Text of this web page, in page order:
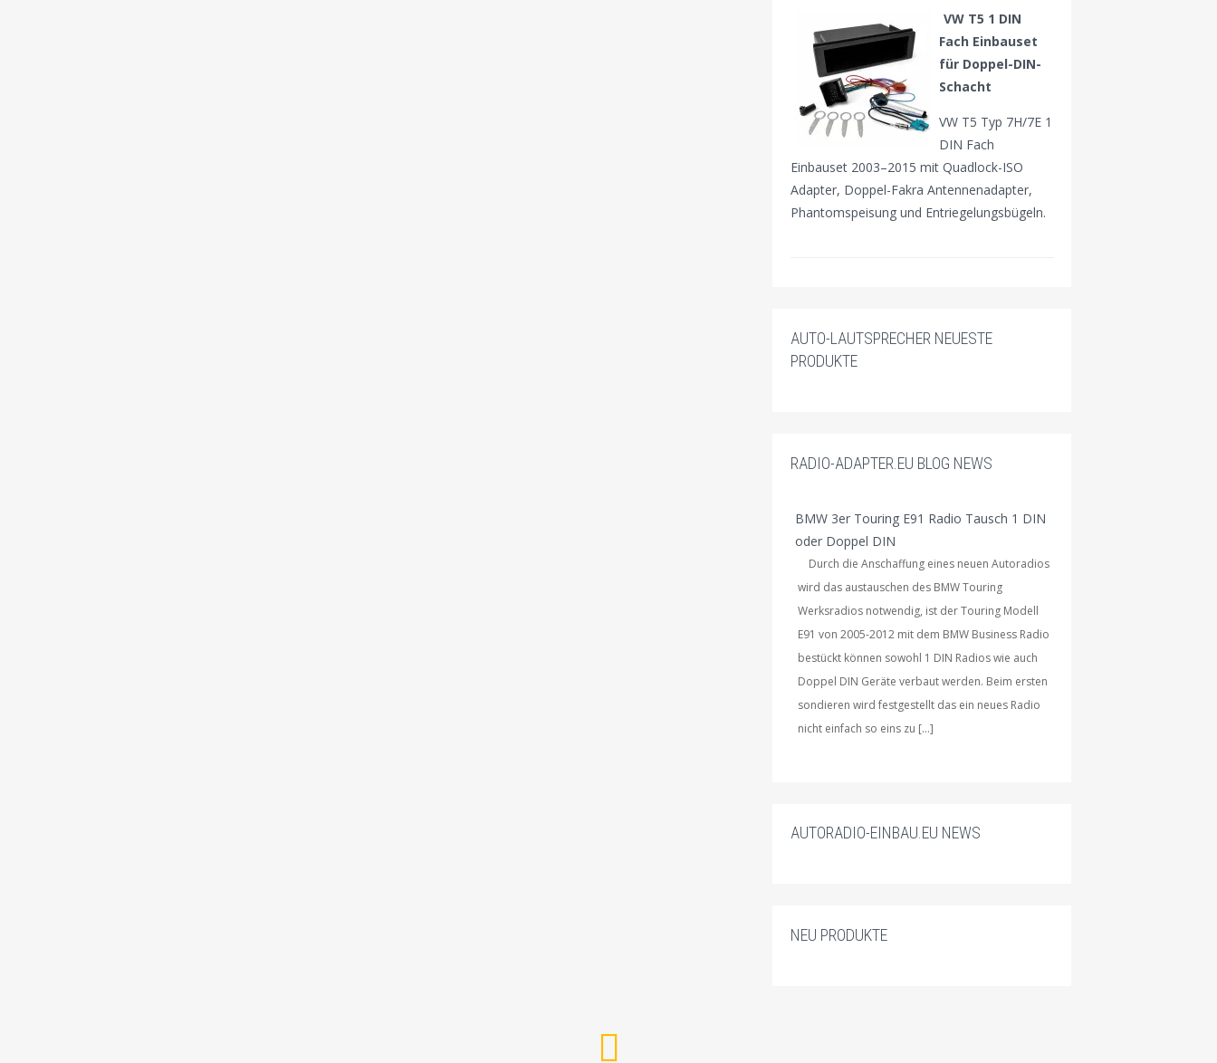
VW T5 1 DIN
Fach Einbauset
für Doppel-DIN-
Schacht
VW T5 Typ 7H/7E 1
DIN Fach
Einbauset 2003–2015 mit Quadlock-ISO
Adapter, Doppel-Fakra Antennenadapter,
Phantomspeisung und Entriegelungsbügeln.
AUTO-LAUTSPRECHER NEUESTE
PRODUKTE
RADIO-ADAPTER.EU BLOG NEWS
BMW 3er Touring E91 Radio Tausch 1 DIN
oder Doppel DIN
Durch die Anschaffung eines neuen Autoradios
wird das austauschen des BMW Touring
Werksradios notwendig, ist der Touring Modell
E91 von 2005-2012 mit dem BMW Business Radio
bestückt können sowohl 1 DIN Radios wie auch
Doppel DIN Geräte verbaut werden. Beim ersten
sondieren wird festgestellt das ein neues Radio
nicht einfach so eins zu […]
AUTORADIO-EINBAU.EU NEWS
NEU PRODUKTE